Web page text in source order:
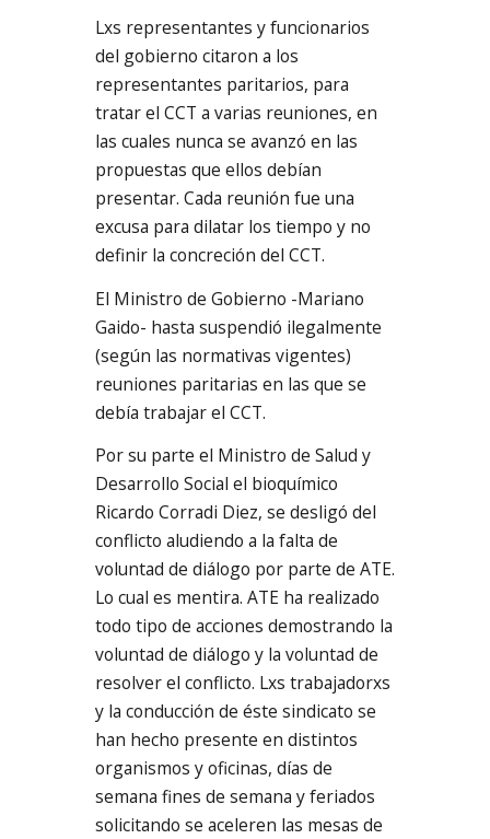
Lxs representantes y funcionarios
del gobierno citaron a los
representantes paritarios, para
tratar el CCT a varias reuniones, en
las cuales nunca se avanzó en las
propuestas que ellos debían
presentar. Cada reunión fue una
excusa para dilatar los tiempo y no
definir la concreción del CCT.
El Ministro de Gobierno -Mariano
Gaido- hasta suspendió ilegalmente
(según las normativas vigentes)
reuniones paritarias en las que se
debía trabajar el CCT.
Por su parte el Ministro de Salud y
Desarrollo Social el bioquímico
Ricardo Corradi Diez, se desligó del
conflicto aludiendo a la falta de
voluntad de diálogo por parte de ATE.
Lo cual es mentira. ATE ha realizado
todo tipo de acciones demostrando la
voluntad de diálogo y la voluntad de
resolver el conflicto. Lxs trabajadorxs
y la conducción de éste sindicato se
han hecho presente en distintos
organismos y oficinas, días de
semana fines de semana y feriados
solicitando se aceleren las mesas de